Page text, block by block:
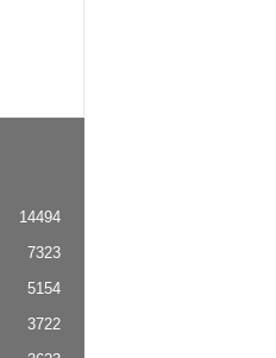
14494
7323
5154
3722